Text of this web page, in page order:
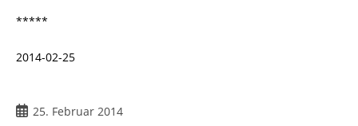
*****
2014-02-25
Beitrag
25. Februar 2014